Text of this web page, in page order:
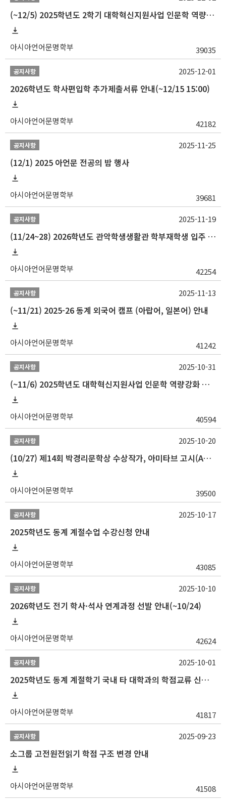
(~12/5) 2025학년도 2학기 대학혁신지원사업 인문학 역량강화 국제학술대회 참가 경비 지원 안내(2차)
아시아언어문명학부 39035
공지사항
2026학년도 학사편입학 추가제출서류 안내(~12/15 15:00)
아시아언어문명학부 42182
2025-12-01
공지사항
(12/1) 2025 아언문 전공의 밤 행사
아시아언어문명학부 39681
2025-11-25
공지사항
(11/24~28) 2026학년도 관악학생생활관 학부재학생 입주 신청 일정 안내
아시아언어문명학부 42254
2025-11-19
공지사항
(~11/21) 2025-26 동계 외국어 캠프 (아랍어, 일본어) 안내
아시아언어문명학부 41242
2025-11-13
공지사항
(~11/6) 2025학년도 대학혁신지원사업 인문학 역량강화 동계 인턴십 참가자 선발 안내
아시아언어문명학부 40594
2025-10-31
공지사항
(10/27) 제14회 박경리문학상 수상작가, 아미타브 고시(Amitav Ghosh) 강연 안내
아시아언어문명학부 39500
2025-10-20
공지사항
2025학년도 동계 계절수업 수강신청 안내
아시아언어문명학부 43085
2025-10-17
공지사항
2026학년도 전기 학사·석사 연계과정 선발 안내(~10/24)
아시아언어문명학부 42624
2025-10-10
공지사항
2025학년도 동계 계절학기 국내 타 대학과의 학점교류 신청 안내
아시아언어문명학부 41817
2025-10-01
공지사항
소그룹 고전원전읽기 학점 구조 변경 안내
아시아언어문명학부 41508
2025-09-23